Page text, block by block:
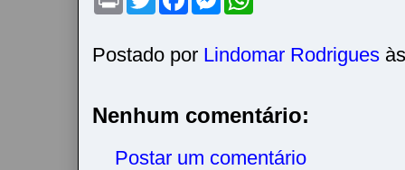
t
w
t
e
a
b
o
e
e
n
r
s
A
Postado por Lindomar Rodrigues
Nenhum comentário:
Postar um comentário